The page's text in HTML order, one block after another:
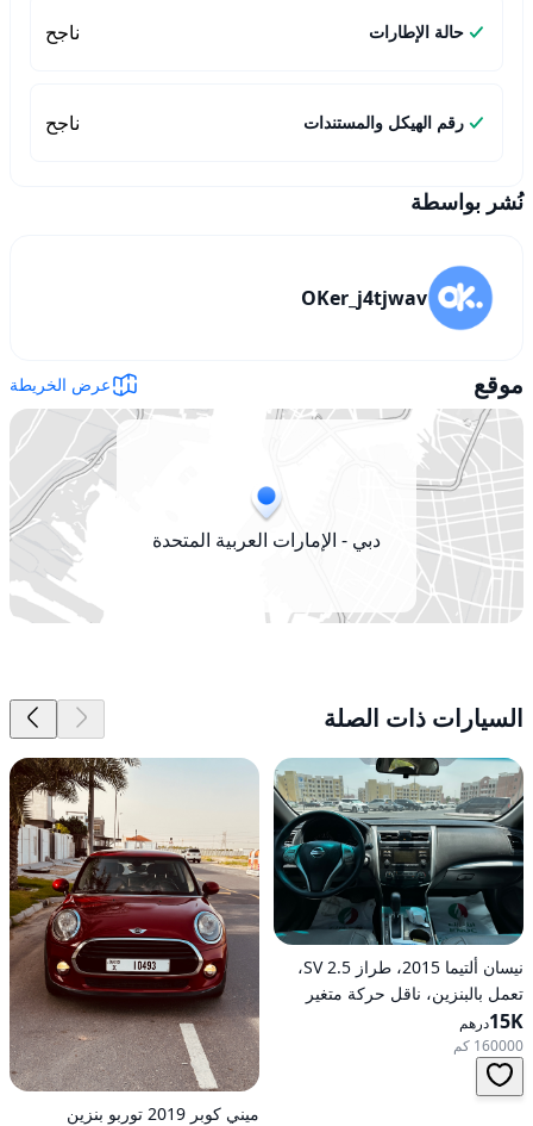
حالة الإطارات ناجح
رقم الهيكل والمستندات ناجح
نُشر بواسطة
OKer_j4tjwav
موقع عرض الخريطة
دبي - الإمارات العربية المتحدة
السيارات ذات الصلة
نيسان ألتيما 2015، طراز 2.5 SV،
تعمل بالبنزين، ناقل حركة متغير
مستمر (CVT)، دفع أمامي
15Kدرهم
160000 كم
ميني كوبر 2019 توربو بنزين